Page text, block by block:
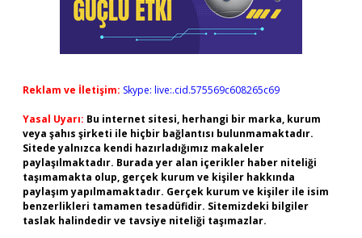
Reklam ve İletişim: Skype: live:.cid.575569c608265c69
Yasal Uyarı: Bu internet sitesi, herhangi bir marka, kurum
veya şahıs şirketi ile hiçbir bağlantısı bulunmamaktadır.
Sitede yalnızca kendi hazırladığımız makaleler
paylaşılmaktadır. Burada yer alan içerikler haber niteliği
taşımamakta olup, gerçek kurum ve kişiler hakkında
paylaşım yapılmamaktadır. Gerçek kurum ve kişiler ile isim
benzerlikleri tamamen tesadüfidir. Sitemizdeki bilgiler
taslak halindedir ve tavsiye niteliği taşımazlar.